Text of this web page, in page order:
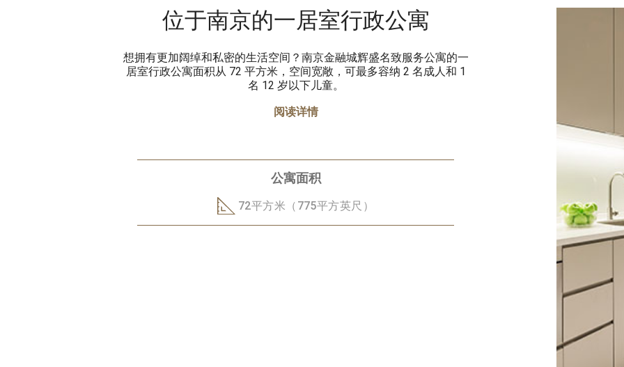
位于南京的一居室行政公寓
想拥有更加阔绰和私密的生活空间？南京金融城辉盛名致服务公寓的一
居室行政公寓面积从 72 平方米，空间宽敞，可最多容纳 2 名成人和 1
名 12 岁以下儿童。
阅读详情
公寓面积
72平方米（775平方英尺）